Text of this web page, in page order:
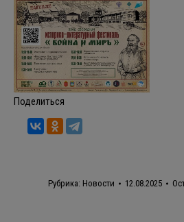
Поделиться
Рубрика: Новости 12.08.2025